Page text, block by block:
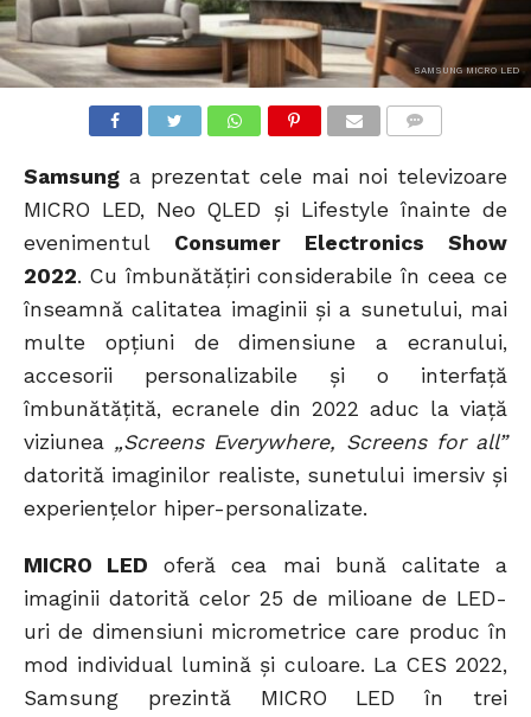
SAMSUNG MICRO LED
Samsunga prezentat cele mai noi televizoare
MICRO LED, Neo QLED și Lifestyle înainte de
evenimentul Consumer Electronics Show
2022. Cu îmbunătățiri considerabile în ceea ce
înseamnă calitatea imaginii și a sunetului, mai
multe opțiuni de dimensiune a ecranului,
accesorii personalizabile și o interfață
îmbunătățită, ecranele din 2022 aduc la viață
viziunea „Screens Everywhere, Screens for all”
datorită imaginilor realiste, sunetului imersiv și
experiențelor hiper-personalizate.
MICRO LED oferă cea mai bună calitate a
imaginii datorită celor 25 de milioane de LED-
uri de dimensiuni micrometrice care produc în
mod individual lumină și culoare. La CES 2022,
Samsung prezintă MICRO LED în trei